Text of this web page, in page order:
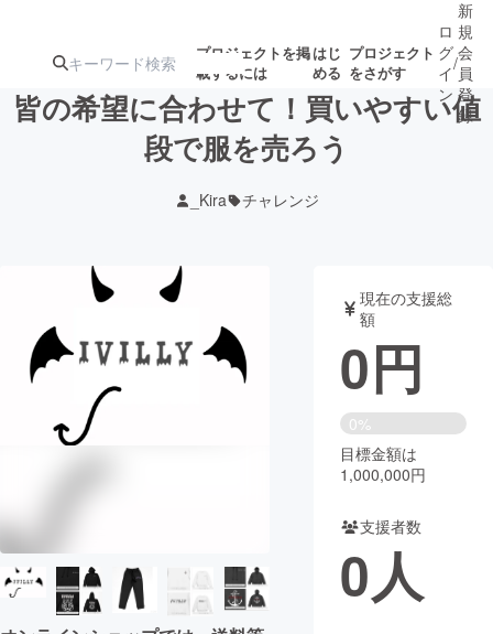
プロジェクトを掲
載するには
はじ
める
プロジェクト
をさがす
ジェクト
ロジェクト
アート・写真 音楽
テクノロジー・ガジェット ゲーム・サ
書籍・雑誌
チャレンジ
CAMPFIRE for Social Good
CAMPFIRE Creation
ロ
グ
イ
ン
/
新
規
会
員
登
録
皆の希望に合わせて！買いやすい値
段で服を売ろう
_Kira チャレンジ
現在の支援総
額
0円
0%
目標金額は
1,000,000円
支援者数
0人